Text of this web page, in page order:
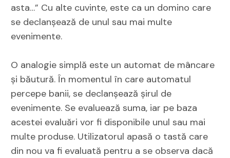
asta…” Cu alte cuvinte, este ca un domino care
se declanșează de unul sau mai multe
evenimente.
O analogie simplă este un automat de mâncare
și băutură. În momentul în care automatul
percepe banii, se declanșează șirul de
evenimente. Se evaluează suma, iar pe baza
acestei evaluări vor fi disponibile unul sau mai
multe produse. Utilizatorul apasă o tastă care
din nou va fi evaluată pentru a se observa dacă